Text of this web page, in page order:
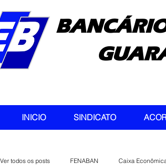
INICIO SINDICATO
Ver todos os posts FENABAN Caixa